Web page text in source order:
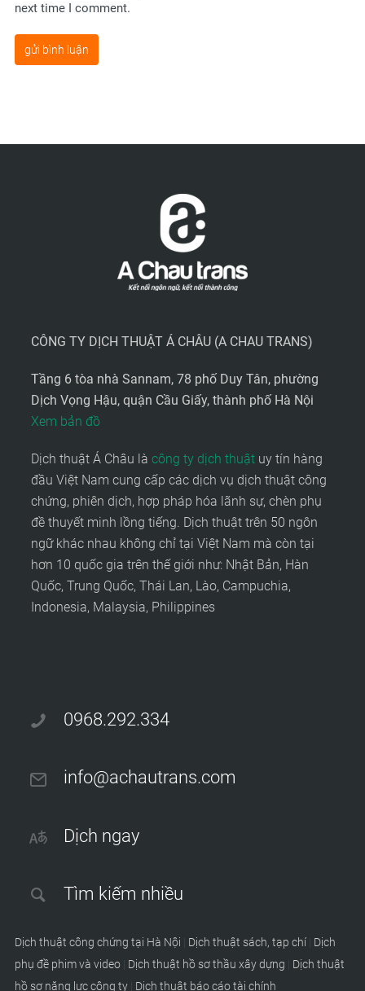
next time I comment.
CÔNG TY DỊCH THUẬT Á CHÂU (A CHAU TRANS)
Tầng 6 tòa nhà Sannam, 78 phố Duy Tân, phường
Dịch Vọng Hậu, quận Cầu Giấy, thành phố Hà Nội
Xem bản đồ
Dịch thuật Á Châu là công ty dịch thuậtuy tín hàng
đầu Việt Nam cung cấp các dịch vụ dịch thuật công
chứng, phiên dịch, hợp pháp hóa lãnh sự, chèn phụ
đề thuyết minh lồng tiếng. Dịch thuật trên 50 ngôn
ngữ khác nhau không chỉ tại Việt Nam mà còn tại
hơn 10 quốc gia trên thế giới như: Nhật Bản, Hàn
Quốc, Trung Quốc, Thái Lan, Lào, Campuchia,
Indonesia, Malaysia, Philippines
0968.292.334
info@achautrans.com
Dịch ngay
Tìm kiếm nhiều
Dịch thuật công chứng tại Hà Nội Dịch thuật sách, tạp chí| Dịch
phụ đề phim và video| Dịch thuật hồ sơ thầu xây dựng
Dịch thuật
hồ sơ năng lực công ty| Dịch thuật báo cáo tài chính